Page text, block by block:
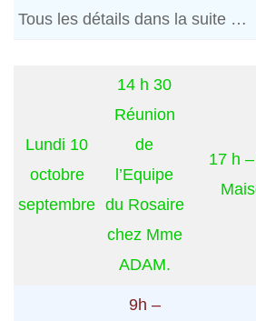
Tous les détails dans la suite …
Lundi 10
octobre
septembre
14 h 30
Réunion
de
l’Equipe
du Rosaire
chez Mme
ADAM.
17 h
9h –